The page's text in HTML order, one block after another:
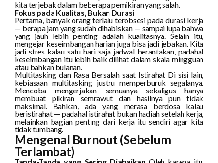
kita terjebak dalam beberapa pemikiran yang salah.
Fokus pada Kualitas, Bukan Durasi
Pertama, banyak orang terlalu terobsesi pada durasi kerja
— berapa jam yang sudah dihabiskan — sampai lupa bahwa
yang jauh lebih penting adalah kualitasnya. Selain itu,
mengejar keseimbangan harian juga bisa jadi jebakan. Kita
jadi stres kalau satu hari saja jadwal berantakan, padahal
keseimbangan itu lebih baik dilihat dalam skala mingguan
atau bahkan bulanan.
Multitasking dan Rasa Bersalah saat Istirahat Di sisi lain,
kebiasaan multitasking justru memperburuk segalanya.
Mencoba mengerjakan semuanya sekaligus hanya
membuat pikiran semrawut dan hasilnya pun tidak
maksimal. Bahkan, ada yang merasa berdosa kalau
beristirahat — padahal istirahat bukan hadiah setelah kerja,
melainkan bagian penting dari kerja itu sendiri agar kita
tidak tumbang.
Mengenal Burnout (Sebelum
Terlambat)